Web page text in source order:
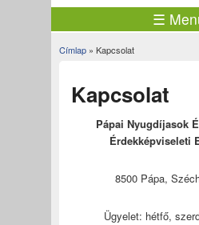
☰
Jelenlegi hely
Címlap» Kapcsolat
Kapcsolat
Pápai Nyugdíjasok
Érdekképviseleti
8500 Pápa,
Ügyelet: hétfő,